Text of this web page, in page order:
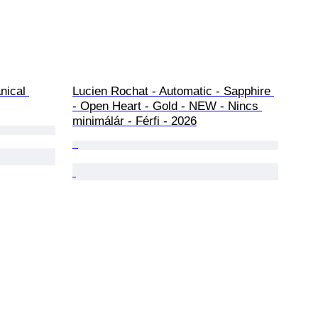
Lucien Rochat - Automatic - Sapphire
- Open Heart - Gold - NEW - Nincs
minimálár - Férfi - 2026